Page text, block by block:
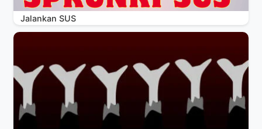
Jalankan SUS